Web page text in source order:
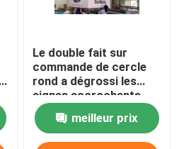
salon commercial
Le double fait sur
commande de cercle
rond a dégrossi les
signes accrochants
3.2M Double Printed
120DPImeilleur prix